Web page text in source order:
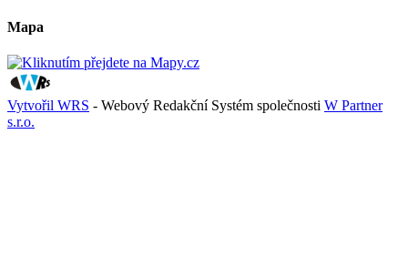
Mapa
Vytvořil WRS - Webový Redakční Systém společnosti W Partner
s.r.o.